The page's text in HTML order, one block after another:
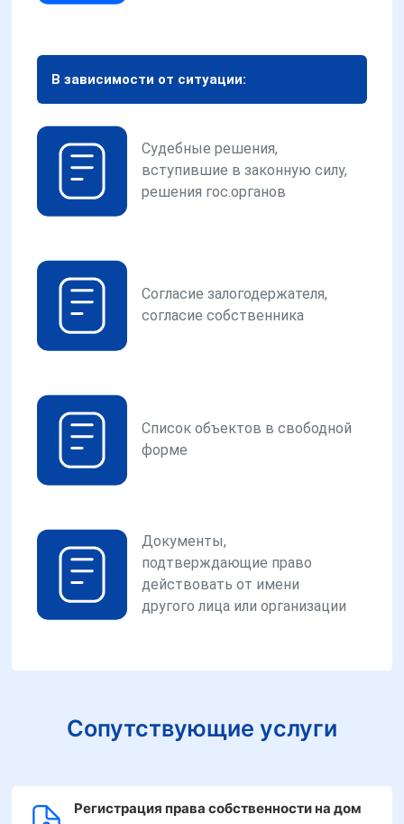
В зависимости от ситуации:
Судебные решения,
вступившие в законную силу,
решения гос.органов
Согласие залогодержателя,
согласие собственника
Список объектов в свободной
форме
Документы,
подтверждающие право
действовать от имени
другого лица или организации
Сопутствующие услуги
Регистрация права собственности на дом